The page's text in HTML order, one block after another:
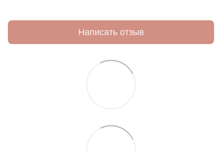
Написать отзыв